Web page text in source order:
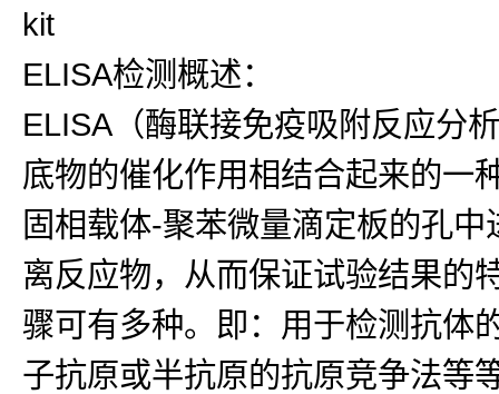
kit
ELISA检测概述：
ELISA（酶联接免疫吸附反应分
底物的催化作用相结合起来的一
固相载体-聚苯微量滴定板的孔
离反应物，从而保证试验结果的
骤可有多种。即：用于检测抗体
子抗原或半抗原的抗原竞争法等